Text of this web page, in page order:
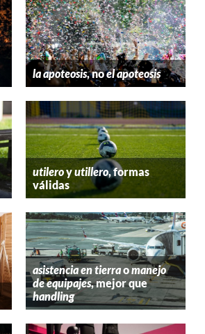
la apoteosis, noel apoteosis
utileroyutillero, formas
válidas
asistencia en tierraomanejo
de equipajes, mejor que
handling